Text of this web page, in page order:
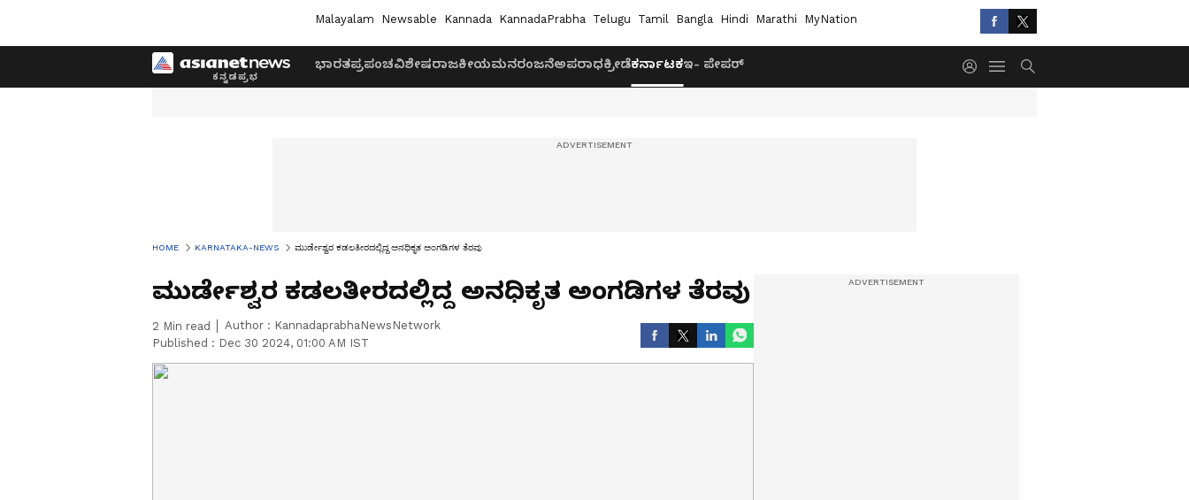
Malayalam Newsable Kannada KannadaPrabha Telugu Tamil Bangla Hindi Marathi MyNation
ಭಾರತಪ್ರಪಂಚವಿಶೇಷರಾಜಕೀಯಮನರಂಜನೆಅಪರಾಧಕ್ರೀಡೆಕರ್ನಾಟಕಇ- ಪೇಪರ್
HOME KARNATAKA-NEWS ಮುರ್ಡೇಶ್ವರ ಕಡಲತೀರದಲ್ಲಿದ್ದ ಅನಧಿಕೃತ ಅಂಗಡಿಗಳ ತೆರವು
ಮುರ್ಡೇಶ್ವರ ಕಡಲತೀರದಲ್ಲಿದ್ದ ಅನಧಿಕೃತ ಅಂಗಡಿಗಳ ತೆರವು
2 Min read Author : KannadaprabhaNewsNetwork
Published : Dec 30 2024, 01:00 AM IST